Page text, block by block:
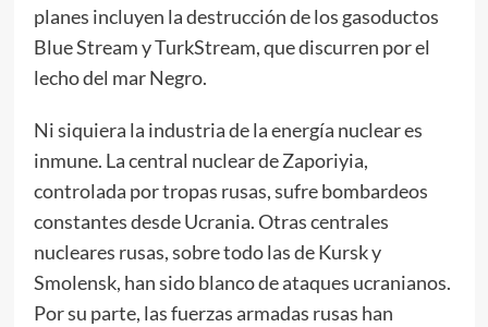
planes incluyen la destrucción de los gasoductos
Blue Stream y TurkStream, que discurren por el
lecho del mar Negro.
Ni siquiera la industria de la energía nuclear es
inmune. La central nuclear de Zaporiyia,
controlada por tropas rusas, sufre bombardeos
constantes desde Ucrania. Otras centrales
nucleares rusas, sobre todo las de Kursk y
Smolensk, han sido blanco de ataques ucranianos.
Por su parte, las fuerzas armadas rusas han